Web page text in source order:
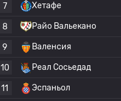
7 Хетафе
8 Райо Вальекано
9 Валенсия
10 Реал Сосьедад
11 Эспаньол